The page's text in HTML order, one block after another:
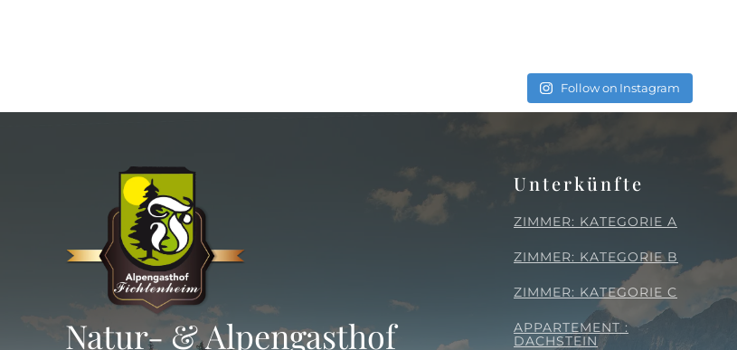
Follow on Instagram
Natur- & Alpengasthof
Unterkünfte
ZIMMER: KATEGORIE A
ZIMMER: KATEGORIE B
ZIMMER: KATEGORIE C
APPARTEMENT :
DACHSTEIN